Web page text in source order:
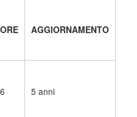
ORE AGGIORNAMENTO
6 5 anni